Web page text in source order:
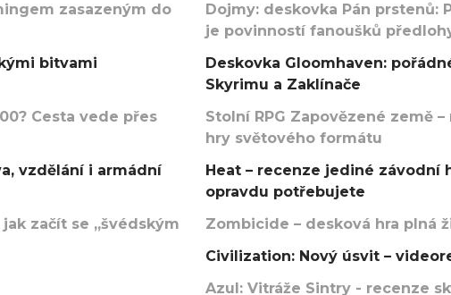
zasazeným do
bitvami
Cesta vede přes
vzdělání i armádní
začít se „švédským
Dojmy: deskovka Pán prstenů:
je povinností fanoušků
Deskovka Gloomhaven:
Skyrimu a Zaklínače
Stolní RPG Zapovězené země
hry světového formátu
Heat – recenze jediné závodní
opravdu potřebujete
Zombicide – desková hra plná
Civilization: Nový úsvit –
Azul: Vitráže Sintry - recenze